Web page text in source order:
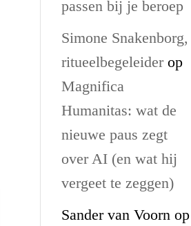
passen bij je beroep
Simone Snakenborg,
ritueelbegeleider op
Magnifica
Humanitas: wat de
nieuwe paus zegt
over AI (en wat hij
vergeet te zeggen)
Sander van Voorn op